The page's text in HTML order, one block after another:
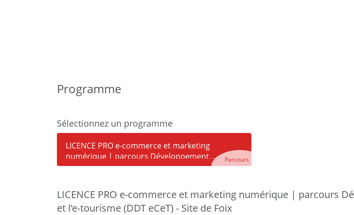
Programme
Sélectionnez un programme
LICENCE PRO e-commerce et marketing
numérique | parcours Développement
durable des territoires par l'e-commerce
Parcours
LICENCE PRO e-commerce et marketing numérique | parcours
et l'e-tourisme (DDT eCeT) - Site de Foix